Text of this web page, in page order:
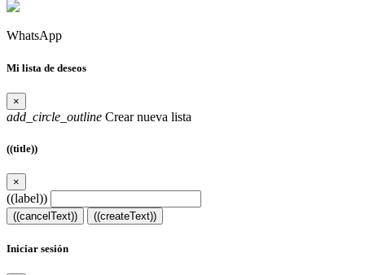
WhatsApp
Mi lista de deseos
×
add_circle_outline Crear nueva lista
((title))
×
((label))
((cancelText)) ((createText))
Iniciar sesión